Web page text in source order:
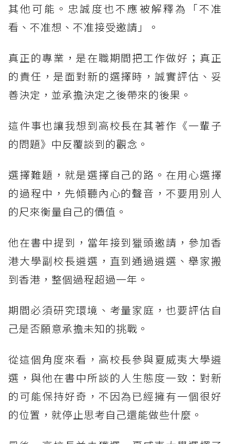
其他可能。忠誠度也不應被解釋為「不准
看、不准想、不准接受邀請」。
真正的專業，是在職期間把工作做好；真正
的責任，是面對新的選擇時，誠實評估、妥
善決定，並承擔決定之後帶來的後果。
這件事也讓我想到高校長在其著作《一輩子
的問題》中反覆談到的觀念。
選擇難題，就是選擇自己的路。在用心選擇
的過程中，先傾聽內心的聲音，不要用別人
的尺來衡量自己的價值。
他在書中提到，當年接到獵頭邀請，參加香
港大學副校長遴選，直到通過遴選、舉家搬
到香港，整個過程超過一年。
期間必須研究環境、考量家庭，也要評估自
己是否願意承擔未知的挑戰。
從這個角度來看，高校長參與夏威夷大學遴
選，與他在書中所談的人生態度一致：對新
的可能保持好奇，不因為已經擁有一個很好
的位置，就停止思考自己還能做些什麼。